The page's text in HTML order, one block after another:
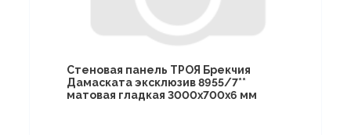
Стеновая панель ТРОЯ Брекчия
Дамаската эксклюзив 8955/7**
матовая гладкая 3000х700х6 мм